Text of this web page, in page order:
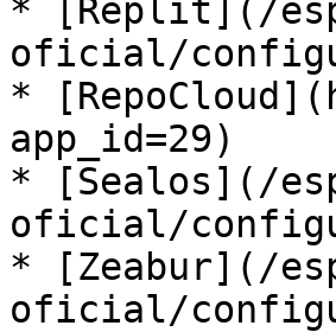
* [Replit](/
oficial/
*
app_id=29)
* [Sealos](/
oficial/
* [Zeabur](/
oficial/